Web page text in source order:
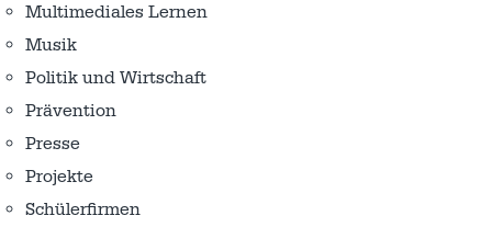
Multimediales Lernen
Musik
Politik und Wirtschaft
Prävention
Presse
Projekte
Schülerfirmen